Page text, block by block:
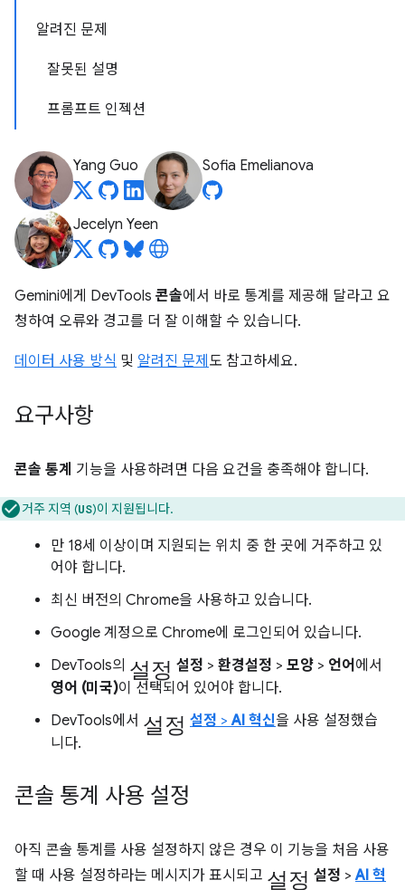
알려진 문제
잘못된 설명
프롬프트 인젝션
Yang Guo Sofia Emelianova
Jecelyn Yeen
Gemini에게 DevTools 콘솔에서 바로 통계를 제공해 달라고 요
청하여 오류와 경고를 더 잘 이해할 수 있습니다.
데이터 사용 방식 및 알려진 문제 도 참고하세요.
요구사항
콘솔 통계 기능을 사용하려면 다음 요건을 충족해야 합니다.
거주 지역 (US)이 지원됩니다.
만 18세 이상이며 지원되는 위치 중 한 곳에 거주하고 있
어야 합니다.
최신 버전의 Chrome을 사용하고 있습니다.
Google 계정으로 Chrome에 로그인되어 있습니다.
DevTools의 설정 설정 > 환경설정 > 모양 > 언어 에서
영어 (미국)이 선택되어 있어야 합니다.
DevTools에서 설정 설정 >AI 혁신을 사용 설정했습
니다.
콘솔 통계 사용 설정
아직 콘솔 통계를 사용 설정하지 않은 경우 이 기능을 처음 사용
할 때 사용 설정하라는 메시지가 표시되고 설정 설정 >AI 혁